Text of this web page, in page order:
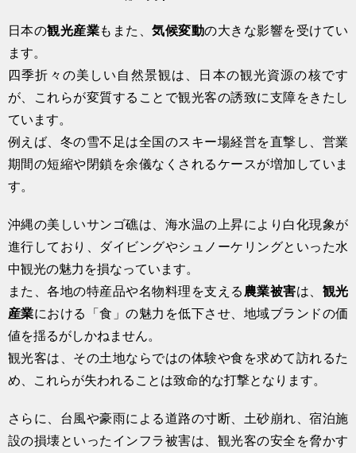
日本の観光産業もまた、気候変動の大きな影響を受けてい
ます。
四季折々の美しい自然景観は、日本の観光資源の核です
が、これらが変質することで観光客の誘致に支障をきたし
ています。
例えば、冬の雪不足は全国のスキー場経営を直撃し、営業
期間の短縮や閉鎖を余儀なくされるケースが増加していま
す。
沖縄の美しいサンゴ礁は、海水温の上昇により白化現象が
進行しており、ダイビングやシュノーケリングといった水
中観光の魅力を損なっています。
また、各地の特産品や名物料理を支える 農業被害は、 観光
産業における「食」の魅力を低下させ、地域ブランドの価
値を揺るがしかねません。
観光客は、その土地ならではの体験や食を求めて訪れるた
め、これらが失われることは致命的な打撃となります。
さらに、台風や豪雨による道路の寸断、土砂崩れ、宿泊施
設の損壊といったインフラ被害は、観光客の安全を脅かす